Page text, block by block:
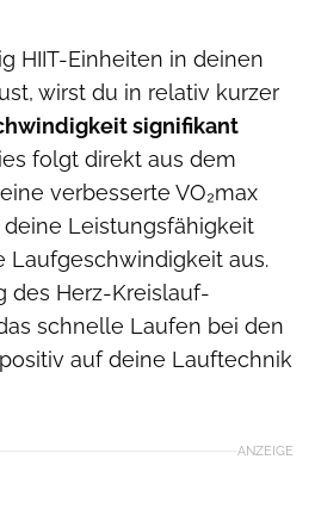
HIIT-Einheiten in deinen
wirst du in relativ kurzer
signifikant
folgt direkt aus dem
verbesserte VO₂max
Leistungsfähigkeit
Laufgeschwindigkeit aus.
des Herz-Kreislauf-
schnelle Laufen bei den
auf deine Lauftechnik
ANZEIGE